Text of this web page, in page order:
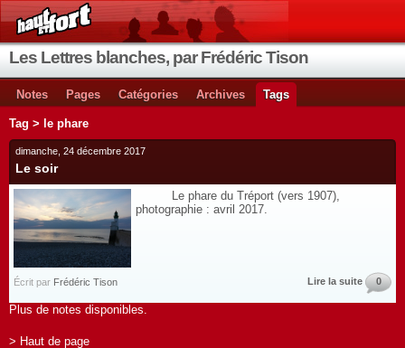
Les Lettres blanches, par Frédéric Tison
Notes Pages Catégories Archives Tags
Tag > le phare
dimanche, 24 décembre 2017
Le soir
Le phare du Tréport (vers 1907),
photographie : avril 2017.
Écrit par Frédéric Tison Lire la suite 0
Plus de notes disponibles.
> Haut de page